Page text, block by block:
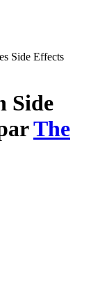
Side Effects
Side
The